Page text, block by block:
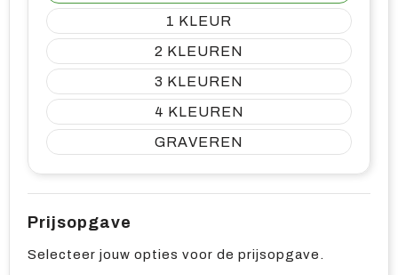
1
2
3
4
GRAVEREN
Prijsopgave
Selecteer jouw opties voor de prijsopgave.